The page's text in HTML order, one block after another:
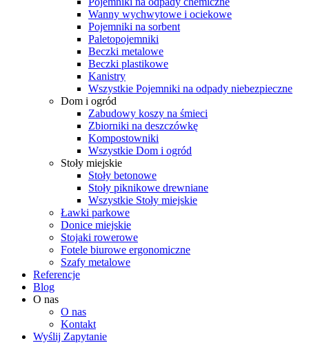
Wanny wychwytowe i ociekowe
Pojemniki na sorbent
Paletopojemniki
Beczki metalowe
Beczki plastikowe
Kanistry
Wszystkie Pojemniki na odpady niebezpieczne
Dom i ogród
Zabudowy koszy na śmieci
Zbiorniki na deszczówkę
Kompostowniki
Wszystkie Dom i ogród
Stoły miejskie
Stoły betonowe
Stoły piknikowe drewniane
Wszystkie Stoły miejskie
Ławki parkowe
Donice miejskie
Stojaki rowerowe
Fotele biurowe ergonomiczne
Szafy metalowe
Referencje
Blog
O nas
O nas
Kontakt
Wyślij Zapytanie